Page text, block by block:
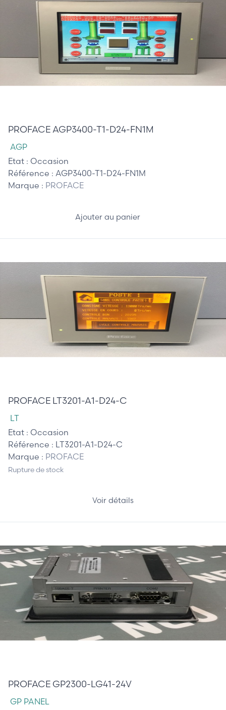
PROFACE AGP3400-T1-D24-FN1M
AGP
Etat : Occasion
Référence : AGP3400-T1-D24-FN1M
Marque : PROFACE
Ajouter au panier
PROFACE LT3201-A1-D24-C
LT
Etat : Occasion
Référence : LT3201-A1-D24-C
Marque : PROFACE
Rupture de stock
Voir détails
PROFACE GP2300-LG41-24V
GP PANEL